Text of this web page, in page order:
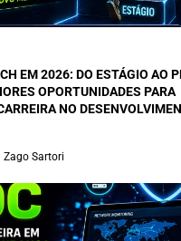
EM 2026: DO ESTÁGIO AO
OPORTUNIDADES PARA
NO
Zago Sartori